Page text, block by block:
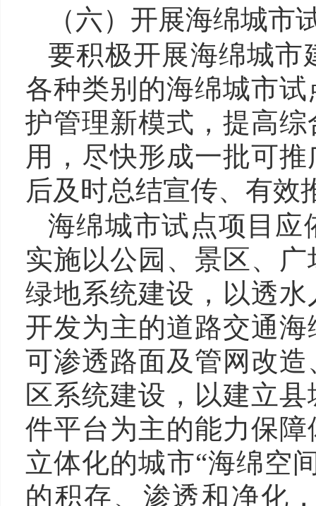
（六）开展海绵城市
要积极开展海绵城市
各种类别的海绵城市
护管理新模式，提高
用，尽快形成一批可
后及时总结宣传、有效
海绵城市试点项目应
实施以公园、景区、
绿地系统建设，以透
开发为主的道路交通
可渗透路面及管网改
区系统建设，以建立
件平台为主的能力保
立体化的城市“海绵空
的积存、渗透和净化